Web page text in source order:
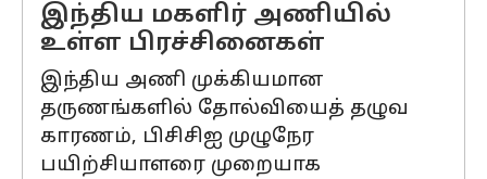
இந்திய மகளிர் அணியில்
உள்ள பிரச்சினைகள்
இந்திய அணி முக்கியமான
தருணங்களில் தோல்வியைத் தழுவ
காரணம், பிசிசிஐ முழுநேர
பயிற்சியாளரை முறையாக